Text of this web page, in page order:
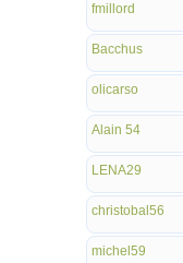
fmillord
Bacchus
olicarso
Alain 54
LENA29
christobal56
michel59